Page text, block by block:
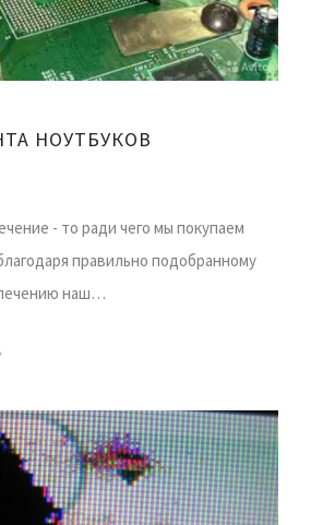
НОУТБУКОВ
- то ради чего мы покупаем
правильно подобранному
наш…